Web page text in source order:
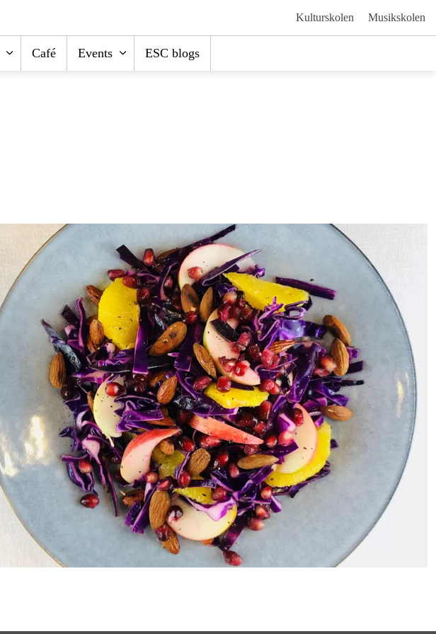
Café Events ESC blogs
Kulturskolen Musikskolen